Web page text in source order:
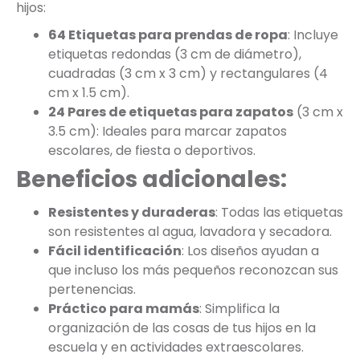
hijos:
64 Etiquetas para prendas de ropa: Incluye
etiquetas redondas (3 cm de diámetro),
cuadradas (3 cm x 3 cm) y rectangulares (4
cm x 1.5 cm).
24 Pares de etiquetas para zapatos (3 cm x
3.5 cm): Ideales para marcar zapatos
escolares, de fiesta o deportivos.
Beneficios adicionales:
Resistentes y duraderas: Todas las etiquetas
son resistentes al agua, lavadora y secadora.
Fácil identificación: Los diseños ayudan a
que incluso los más pequeños reconozcan sus
pertenencias.
Práctico para mamás: Simplifica la
organización de las cosas de tus hijos en la
escuela y en actividades extraescolares.